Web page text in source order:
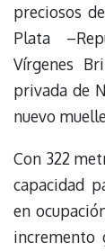
preciosos
Plata
Vírgenes
privada de
nuevo
Con 322
capacidad
en
incremento